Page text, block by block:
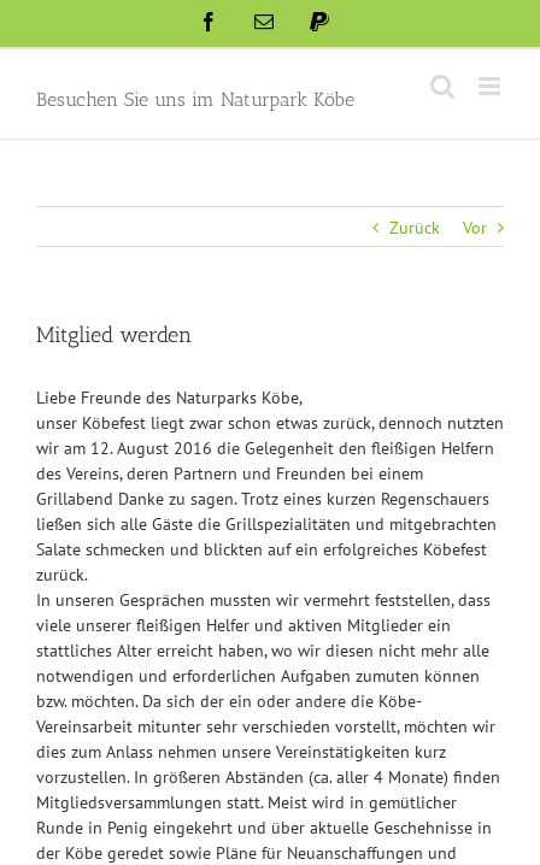
FacebookEmail Paypal
Besuchen Sie uns im Naturpark Köbe
Zurück Vor
Mitglied werden
Liebe Freunde des Naturparks Köbe,
unser Köbefest liegt zwar schon etwas zurück, dennoch nutzten
wir am 12. August 2016 die Gelegenheit den fleißigen Helfern
des Vereins, deren Partnern und Freunden bei einem
Grillabend Danke zu sagen. Trotz eines kurzen Regenschauers
ließen sich alle Gäste die Grillspezialitäten und mitgebrachten
Salate schmecken und blickten auf ein erfolgreiches Köbefest
zurück.
In unseren Gesprächen mussten wir vermehrt feststellen, dass
viele unserer fleißigen Helfer und aktiven Mitglieder ein
stattliches Alter erreicht haben, wo wir diesen nicht mehr alle
notwendigen und erforderlichen Aufgaben zumuten können
bzw. möchten. Da sich der ein oder andere die Köbe-
Vereinsarbeit mitunter sehr verschieden vorstellt, möchten wir
dies zum Anlass nehmen unsere Vereinstätigkeiten kurz
vorzustellen. In größeren Abständen (ca. aller 4 Monate) finden
Mitgliedsversammlungen statt. Meist wird in gemütlicher
Runde in Penig eingekehrt und über aktuelle Geschehnisse in
der Köbe geredet sowie Pläne für Neuanschaffungen und